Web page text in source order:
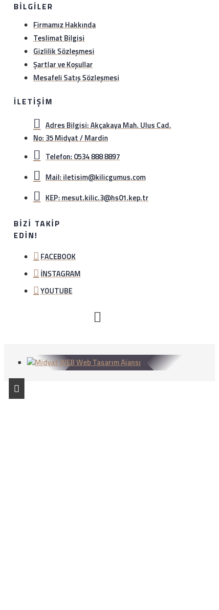
BILGILER
Firmamız Hakkında
Teslimat Bilgisi
Gizlilik Sözleşmesi
Şartlar ve Koşullar
Mesafeli Satış Sözleşmesi
İLETIŞIM
Adres Bilgisi: Akçakaya Mah. Ulus Cad.
No: 35 Midyat / Mardin
Telefon: 0534 888 8897
Mail: iletisim@kilicgumus.com
KEP: mesut.kilic.3@hs01.kep.tr
BIZI TAKIP
EDIN!
FACEBOOK
İNSTAGRAM
YOUTUBE